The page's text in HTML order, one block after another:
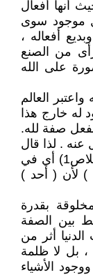
أنها أفعال
موجود سوى
أفعاله ،
من الصنع
على الله
العالم
له خارج هذا
صفة لله.
عنه . لذا قال
الله سبحانه وتعالى ( قُلْ هُوَ اللَّهُ أَحَدٌ .الإخلاص1) أي في
) لأن ( أحد )
بقدرة
بين الصفة
أثر من
، بل لا ظلمة
الأشياء